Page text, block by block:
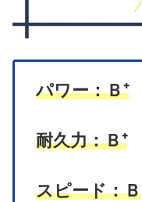
パワー：Ｂ⁺
耐久力：Ｂ⁺
スピード：Ｂ